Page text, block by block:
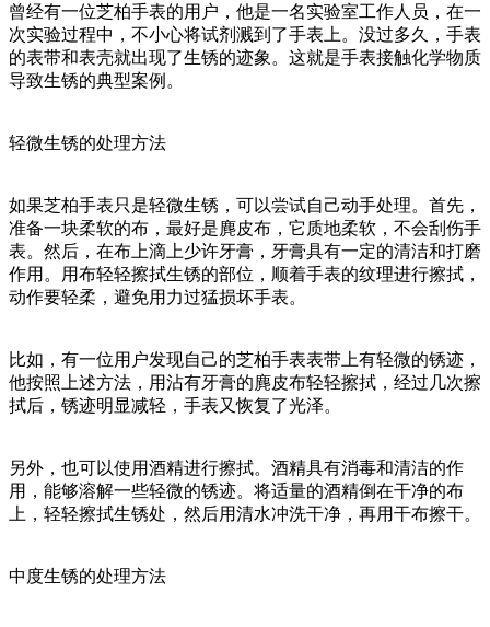
曾经有一位芝柏手表的用户，他是一名实验室工作人员，在一
次实验过程中，不小心将试剂溅到了手表上。没过多久，手表
的表带和表壳就出现了生锈的迹象。这就是手表接触化学物质
导致生锈的典型案例。
轻微生锈的处理方法
如果芝柏手表只是轻微生锈，可以尝试自己动手处理。首先，
准备一块柔软的布，最好是麂皮布，它质地柔软，不会刮伤手
表。然后，在布上滴上少许牙膏，牙膏具有一定的清洁和打磨
作用。用布轻轻擦拭生锈的部位，顺着手表的纹理进行擦拭，
动作要轻柔，避免用力过猛损坏手表。
比如，有一位用户发现自己的芝柏手表表带上有轻微的锈迹，
他按照上述方法，用沾有牙膏的麂皮布轻轻擦拭，经过几次擦
拭后，锈迹明显减轻，手表又恢复了光泽。
另外，也可以使用酒精进行擦拭。酒精具有消毒和清洁的作
用，能够溶解一些轻微的锈迹。将适量的酒精倒在干净的布
上，轻轻擦拭生锈处，然后用清水冲洗干净，再用干布擦干。
中度生锈的处理方法